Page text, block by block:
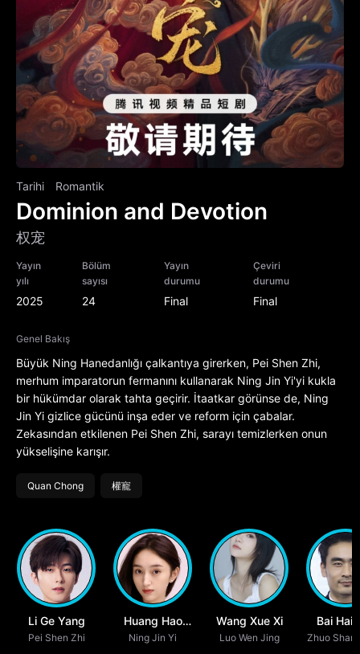
Tarihi Romantik
Dominion and Devotion
权宠
Yayın
yılı
2025
Bölüm
sayısı
24
Yayın
durumu
Final
Çeviri
durumu
Final
Genel Bakış
Büyük Ning Hanedanlığı çalkantıya girerken, Pei Shen Zhi,
merhum imparatorun fermanını kullanarak Ning Jin Yi'yi kukla
bir hükümdar olarak tahta geçirir. İtaatkar görünse de, Ning
Jin Yi gizlice gücünü inşa eder ve reform için çabalar.
Zekasından etkilenen Pei Shen Zhi, sarayı temizlerken onun
yükselişine karışır.
Quan Chong 權寵
Li Ge Yang
Pei Shen Zhi
Huang Hao
Yue
Ning Jin Yi
Wang Xue Xi
Luo Wen Jing
Bai Hai
Zhuo